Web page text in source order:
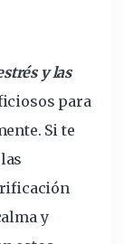
y las
para
Si te
y